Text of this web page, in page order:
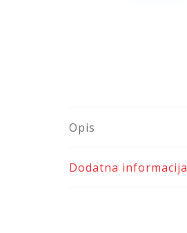
Opis
Dodatna informacija